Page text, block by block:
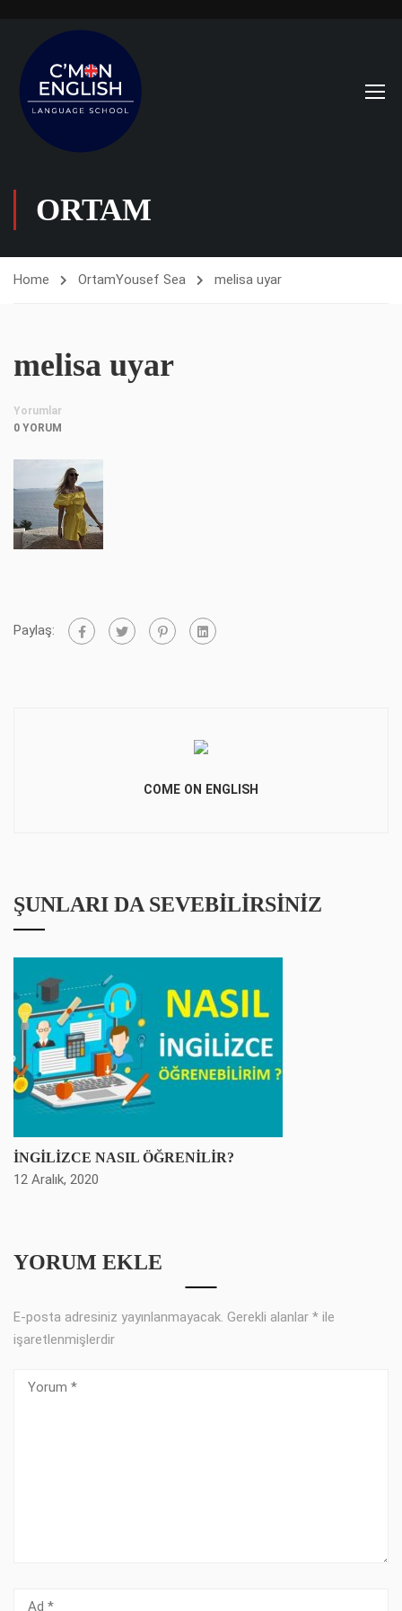
ORTAM
Home OrtamYousef Sea melisa uyar
melisa uyar
Yorumlar
0 YORUM
Paylaş:
COME ON ENGLISH
ŞUNLARI DA SEVEBILIRSINIZ
İNGİLİZCE NASIL ÖĞRENİLİR?
12 Aralık, 2020
YORUM EKLE
E-posta adresiniz yayınlanmayacak. Gerekli alanlar * ile
işaretlenmişlerdir